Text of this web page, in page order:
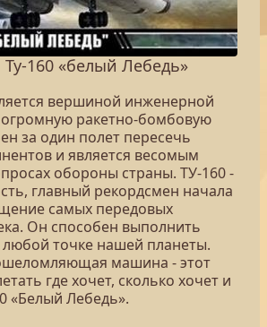
160 «белый Лебедь»
вершиной инженерной
ракетно-бомбовую
за один полет пересечь
и является весомым
обороны страны. ТУ-160 -
главный рекордсмен начала
самых передовых
Он способен выполнить
любой точке нашей планеты.
машина - этот
где хочет, сколько хочет и
«Белый Лебедь».